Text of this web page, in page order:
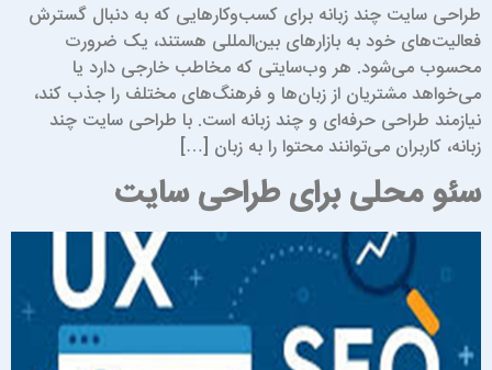
طراحی سایت چند زبانه برای کسب‌وکارهایی که به دنبال گسترش
فعالیت‌های خود به بازارهای بین‌المللی هستند، یک ضرورت
محسوب می‌شود. هر وب‌سایتی که مخاطب خارجی دارد یا
می‌خواهد مشتریان از زبان‌ها و فرهنگ‌های مختلف را جذب کند،
نیازمند طراحی حرفه‌ای و چند زبانه است. با طراحی سایت چند
زبانه، کاربران می‌توانند محتوا را به زبان […]
سئو محلی برای طراحی سایت